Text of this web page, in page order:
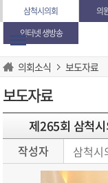
본문바로가기
삼척시의회 의
인터넷 생방송
의회소식 보도자료
보도자료
제265회 삼척
작성자 삼척시